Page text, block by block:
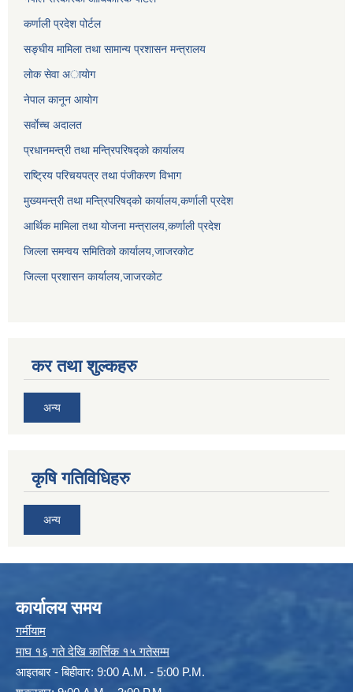
कर्णाली प्रदेश पोर्टल
सङ्घीय मामिला तथा सामान्य प्रशासन मन्त्रालय
लाेक सेवा अायाेग
नेपाल कानून आयोग
सर्वाेच्च अदालत
प्रधानमन्त्री तथा मन्त्रिपरिषद्को कार्यालय
राष्ट्रिय परिचयपत्र तथा पंजीकरण विभाग
मुख्यमन्त्री तथा मन्त्रिपरिषद्को कार्यालय,कर्णाली प्रदेश
आर्थिक मामिला तथा योजना मन्त्रालय,कर्णाली प्रदेश
जिल्ला समन्वय समितिको कार्यालय,जाजरकाेट
जिल्ला प्रशासन कार्यालय,जाजरकोट
कर तथा शुल्कहरु
अन्य
कृषि गतिविधिहरु
अन्य
कार्यालय समय
गर्मीयाम
माघ १६ गते देखि कार्त्तिक १५ गतेसम्म
आइतबार - बिहीवार: 9:00 A.M. - 5:00 P.M.